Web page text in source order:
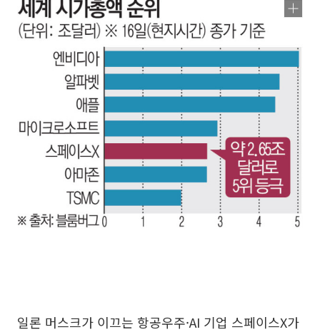
일론 머스크가 이끄는 항공우주·AI 기업 스페이스X가